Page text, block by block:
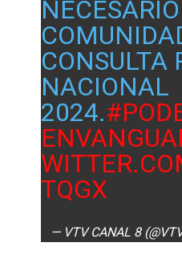
CONSULTA
NACIONAL
2024.
TQGX
— VTV CANAL 8